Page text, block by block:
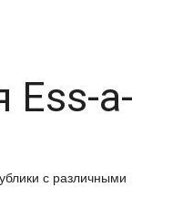
Ess-a-
с различными